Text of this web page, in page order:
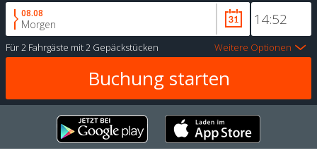
08.08
Morgen
Für2 Fahrgäste mit2 Gepäckstücken Weitere Optionen